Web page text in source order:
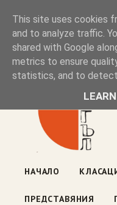
Книжен
Блог на книжарницата
ул. „Оборище" 117,
НАЧАЛО
ПРЕДСТАВЯНИЯ
This site uses cookies
and to analyze traffic.
shared with Google
metrics to ensure
statistics, and to detect